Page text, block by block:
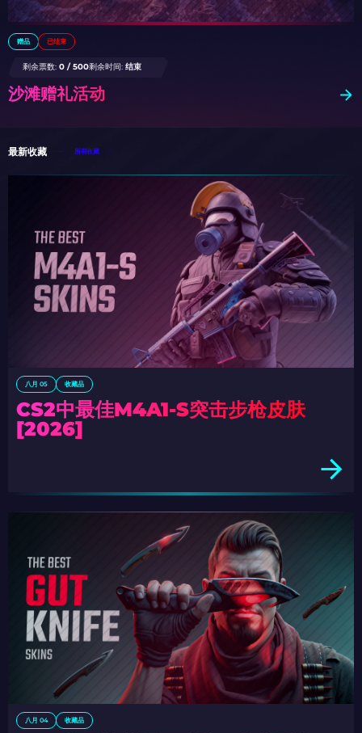
赠品 已结束
剩余票数: 0 / 500剩余时间: 结束
沙滩赠礼活动
最新收藏 所有收藏
八月 05 收藏品
CS2中最佳M4A1-S突击步枪皮肤
[2026]
八月 04 收藏品